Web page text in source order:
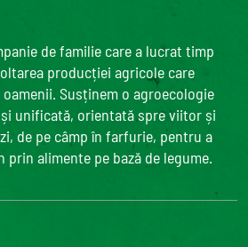
de familie care a lucrat timp
producției agricole care
Susținem o agroecologie
unificată, orientată spre viitor și
de pe câmp în farfurie, pentru a
prin alimente pe bază de legume.